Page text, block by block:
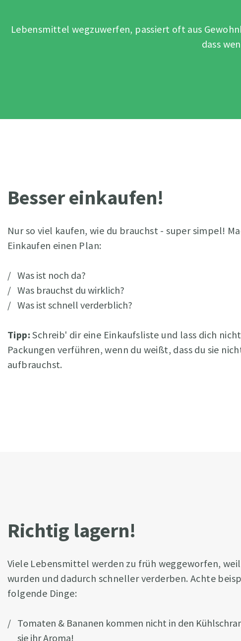
Lebensmittel wegzuwerfen, passiert oft aus
dass
Besser einkaufen!
Nur so viel kaufen, wie du brauchst - super simpel!
Einkaufen einen Plan:
Was ist noch da?
Was brauchst du wirklich?
Was ist schnell verderblich?
Tipp:Schreib' dir eine Einkaufsliste und lass dich nicht
Packungen verführen, wenn du weißt, dass du sie
aufbrauchst.
Richtig lagern!
Viele Lebensmittel werden zu früh weggeworfen,
wurden und dadurch schneller verderben. Achte
folgende Dinge:
Tomaten & Bananen kommen nicht in den
sie ihr Aroma!